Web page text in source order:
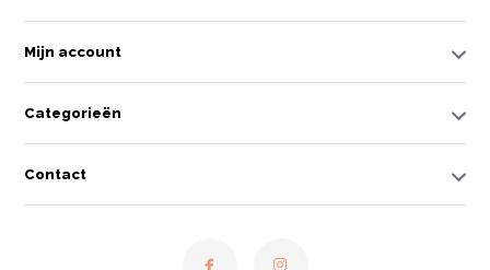
Mijn account
Categorieën
Contact